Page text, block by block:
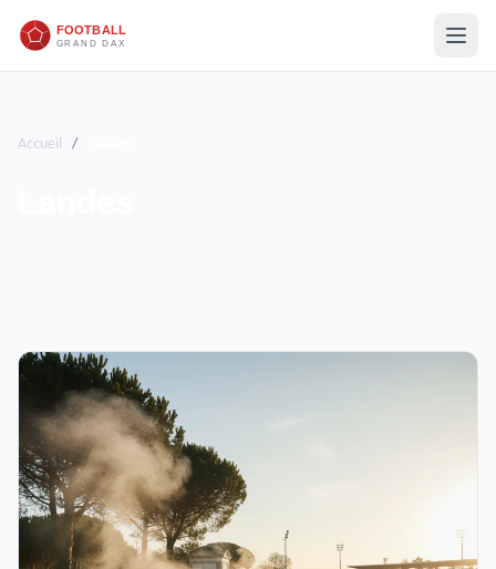
Accueil /